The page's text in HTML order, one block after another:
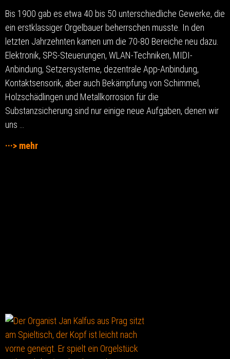
Bis 1900 gab es etwa 40 bis 50 unterschiedliche Gewerke, die
ein erstklassiger Orgelbauer beherrschen musste. In den
letzten Jahrzehnten kamen um die 70-80 Bereiche neu dazu.
Elektronik, SPS-Steuerungen, WLAN-Techniken, MIDI-
Anbindung, Setzersysteme, dezentrale App-Anbindung,
Kontaktsensorik, aber auch Bekämpfung von Schimmel,
Holzschädlingen und Metallkorrosion für die
Substanzsicherung sind nur einige neue Aufgaben, denen wir
uns …
···> mehr